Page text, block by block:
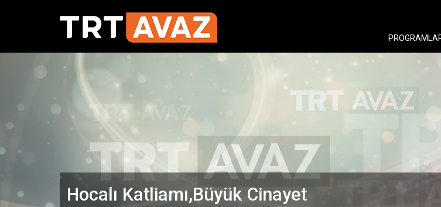
Hocalı Katliamı,Büyük Cinayet